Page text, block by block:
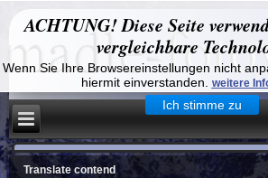
ACHTUNG! Diese Seite
vergleichbare
Wenn Sie Ihre Browsereinstellungen nicht
hiermit einverstanden.
weitere
Ich stimme zu
Translate contend